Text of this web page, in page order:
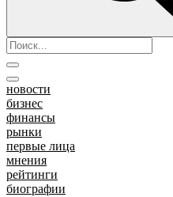
новости
бизнес
финансы
рынки
первые лица
мнения
рейтинги
биографии